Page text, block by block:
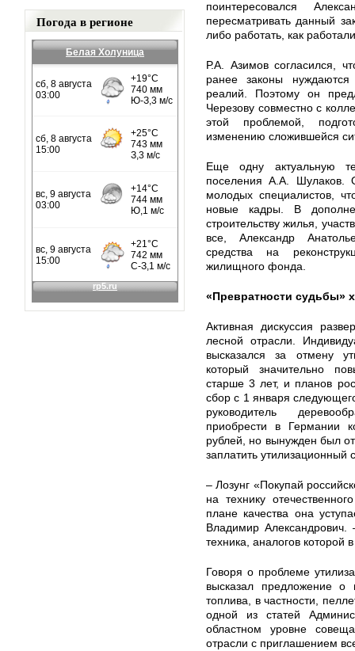
Погода в регионе
Белая Холуница
поинтересовался
пересматривать данный
либо работать, как
Р.А. Азимов согласился,
ранее законы
реалий. Поэтому он
Черезову совместно с
этой проблемой,
изменению сложившейся
Еще одну актуальную
поселения А.А. Шулаков.
молодых специалистов,
новые кадры. В
строительству жилья,
все, Александр
средства на
жилищного фонда.
«Превратности судьбы»
Активная дискуссия
лесной отрасли.
высказался за отмену
который значительно
старше 3 лет, и планов
сбор с 1 января
руководитель
приобрести в Германии
рублей, но вынужден был
заплатить
– Лозунг «Покупай
на технику
плане качества она
Владимир Александрович.
техника, аналогов которой
Говоря о проблеме
высказал предложение
топлива, в частности,
одной из статей
областном уровне
отрасли с приглашением